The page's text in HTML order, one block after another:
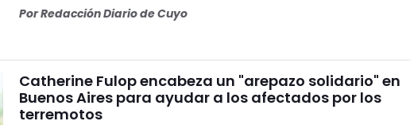
PorRedacción Diario de Cuyo
Catherine Fulop encabeza un "arepazo solidario" en
Buenos Aires para ayudar a los afectados por los
terremotos